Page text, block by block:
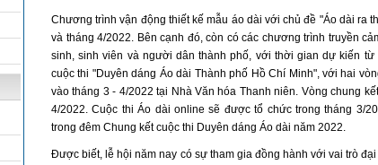
Chương trình vận động thiết kế mẫu áo dài với chủ đề "Áo dài ra
và tháng 4/2022. Bên cạnh đó, còn có các chương trình truyền
sinh, sinh viên và người dân thành phố, với thời gian dự kiến
cuộc thi "Duyên dáng Áo dài Thành phố Hồ Chí Minh", với hai
vào tháng 3 - 4/2022 tại Nhà Văn hóa Thanh niên. Vòng chung
4/2022. Cuộc thi Áo dài online sẽ được tổ chức trong tháng 3/
trong đêm Chung kết cuộc thi Duyên dáng Áo dài năm 2022.
Được biết, lễ hội năm nay có sự tham gia đồng hành với vai trò